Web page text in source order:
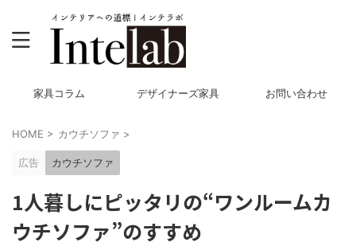
家具コラム デザイナーズ家具 お問い合わせ
HOME > カウチソファ >
広告 カウチソファ
1人暮しにピッタリの“ワンルームカ
ウチソファ”のすすめ